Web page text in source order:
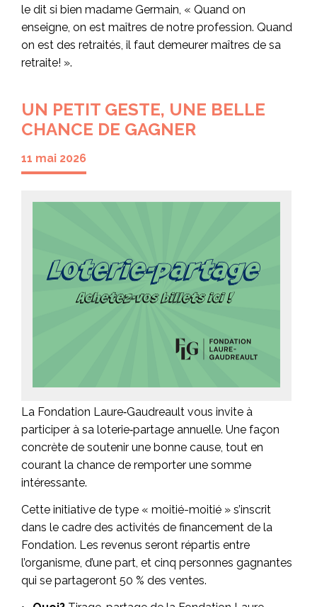
le dit si bien madame Germain, « Quand on
enseigne, on est maîtres de notre profession. Quand
on est des retraités, il faut demeurer maîtres de sa
retraite! ».
UN PETIT GESTE, UNE BELLE
CHANCE DE GAGNER
11 mai 2026
La Fondation Laure‑Gaudreault vous invite à
participer à sa loterie‑partage annuelle. Une façon
concrète de soutenir une bonne cause, tout en
courant la chance de remporter une somme
intéressante.
Cette initiative de type « moitié-moitié » s’inscrit
dans le cadre des activités de financement de la
Fondation. Les revenus seront répartis entre
l’organisme, d’une part, et cinq personnes gagnantes
qui se partageront 50 % des ventes.